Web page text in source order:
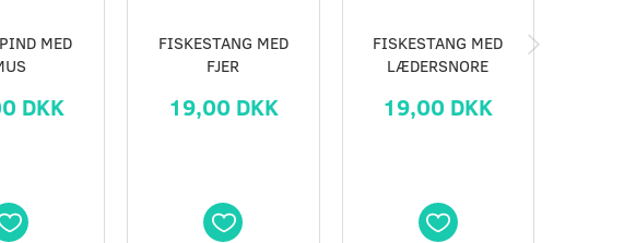
MED
DKK
FISKESTANG MED
FJER
19,00 DKK
FISKESTANG MED
LÆDERSNORE
19,00 DKK